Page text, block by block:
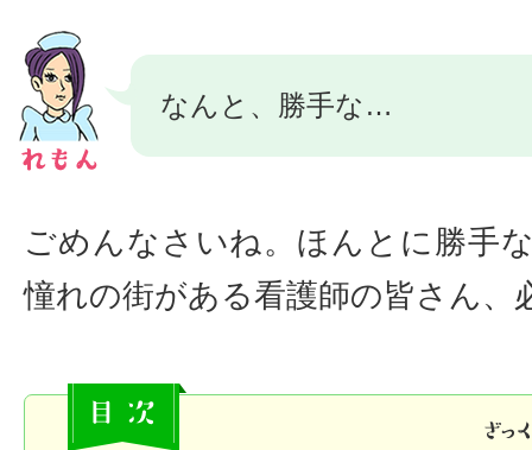
なんと、勝手な…
ごめんなさいね。ほんとに勝手
憧れの街がある看護師の皆さん、